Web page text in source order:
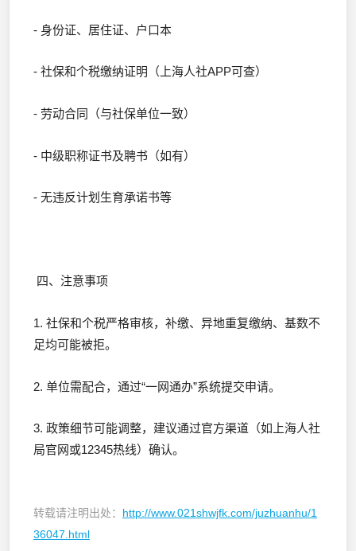
- 身份证、居住证、户口本
- 社保和个税缴纳证明（上海人社APP可查）
- 劳动合同（与社保单位一致）
- 中级职称证书及聘书（如有）
- 无违反计划生育承诺书等
四、注意事项
1. 社保和个税严格审核，补缴、异地重复缴纳、基数不
足均可能被拒。
2. 单位需配合，通过“一网通办”系统提交申请。
3. 政策细节可能调整，建议通过官方渠道（如上海人社
局官网或12345热线）确认。
转载请注明出处： http://www.021shwjfk.com/juzhuanhu/1
36047.html